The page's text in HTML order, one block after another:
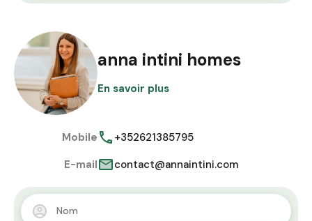
anna intini homes
En savoir plus
Mobile
+352621385795
E-mail
contact@annaintini.com